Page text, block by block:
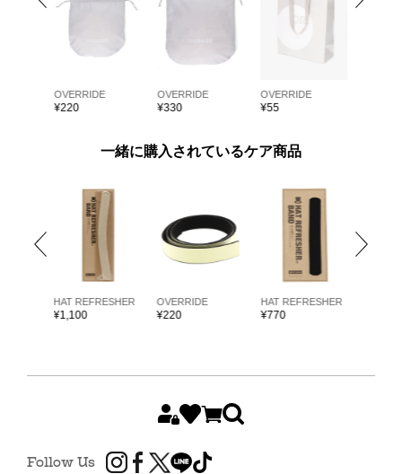
OVERRIDE
¥220
OVERRIDE
¥330
OVERRIDE
¥55
一緒に購入されているケア商品
HAT REFRESHER
¥1,100
OVERRIDE
¥220
HAT REFRESHER
¥770
Follow Us